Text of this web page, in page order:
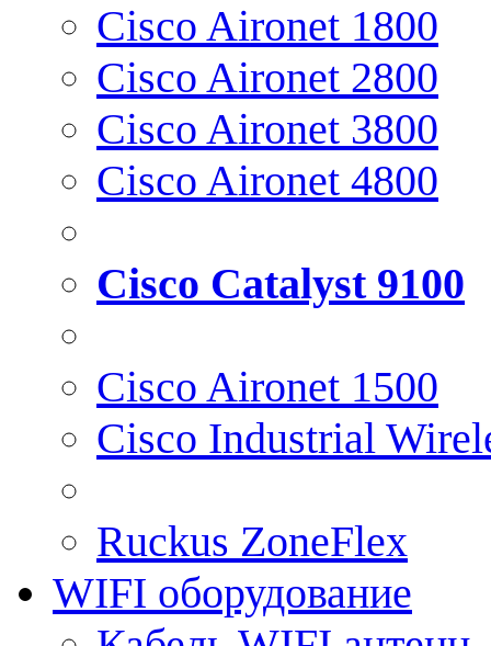
Cisco Aironet 1800
Cisco Aironet 2800
Cisco Aironet 3800
Cisco Aironet 4800
Cisco Catalyst 9100
Cisco Aironet 1500
Cisco Industrial
Ruckus ZoneFlex
WIFI оборудование